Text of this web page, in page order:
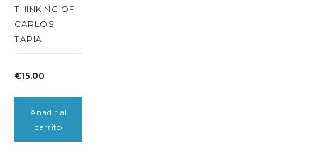
THINKING OF
CARLOS
TAPIA
€15.00
Añadir al
carrito